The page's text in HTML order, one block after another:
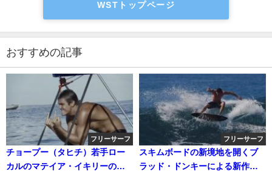
WSTトップページ
おすすめの記事
フリーサーフ
チョープー（タヒチ）若手ロー
カルのマテイア・イキリーのホ
フリーサーフ
スキムボードの新境地を開くブ
ラッド・ドンキーによる新作ム